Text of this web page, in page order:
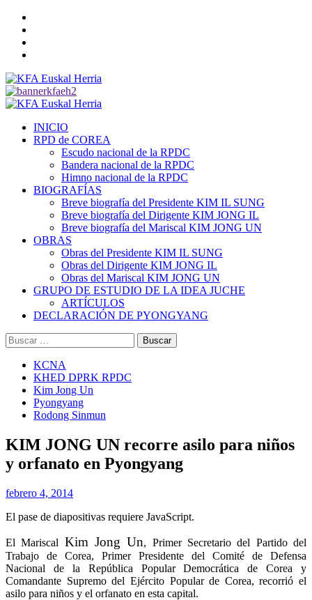
Saltar
contenido
Menú
INICIO
RPD de COREA
Escudo nacional de la RPDC
Bandera nacional de la RPDC
Himno nacional de la RPDC
BIOGRAFÍAS
Breve biografía del Presidente KIM IL SUNG
Breve biografía del Dirigente KIM JONG IL
Breve biografía del Mariscal KIM JONG UN
OBRAS
Obras del Presidente KIM IL SUNG
Obras del Dirigente KIM JONG IL
Obras del Mariscal KIM JONG UN
GRUPO DE ESTUDIO DE LA IDEA JUCHE
ARTÍCULOS
DECLARACIÓN DE PYONGYANG
Buscar:
KCNA
KHED DPRK RPDC
Kim Jong Un
Pyongyang
Rodong Sinmun
KIM JONG UN recorre asilo para niños
y orfanato en Pyongyang
febrero 4, 2014
El pase de diapositivas requiere JavaScript.
El Mariscal Kim Jong Un, Primer Secretario del Partido del
Trabajo de Corea, Primer Presidente del Comité de Defensa
Nacional de la República Popular Democrática de Corea y
Comandante Supremo del Ejército Popular de Corea, recorrió el
asilo para niños y el orfanato en esta capital.